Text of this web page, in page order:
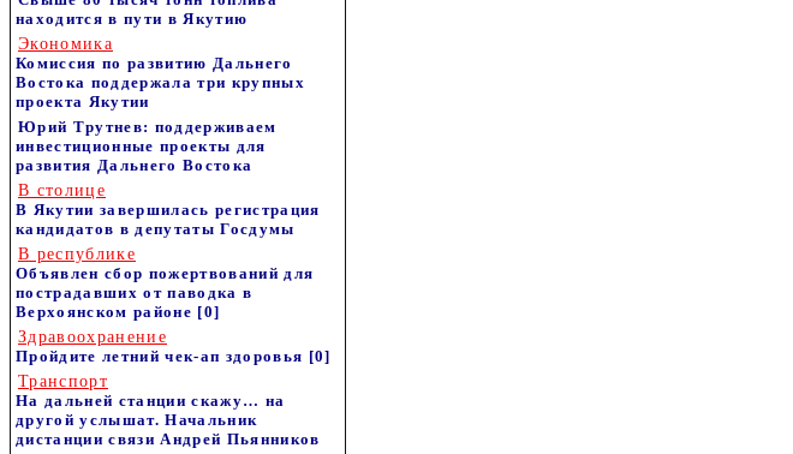
находится в пути в Якутию
Экономика
Комиссия по развитию Дальнего
Востока поддержала три крупных
проекта Якутии
Юрий Трутнев: поддерживаем
инвестиционные проекты для
развития Дальнего Востока
В столице
В Якутии завершилась регистрация
кандидатов в депутаты Госдумы
В республике
Объявлен сбор пожертвований для
пострадавших от паводка в
Верхоянском районе [0]
Здравоохранение
Пройдите летний чек-ап здоровья [0]
Транспорт
На дальней станции скажу… на
другой услышат. Начальник
дистанции связи Андрей Пьянников